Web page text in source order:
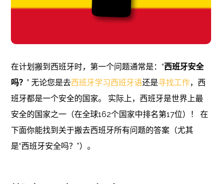
在计划搬到西班牙时，第一个问题通常是：“西班牙安全
吗？” 无论您是去西班牙学习西班牙语还是寻找工作，西
班牙都是一个安全的国家。 实际上，西班牙是世界上最
安全的国家之一（在全球162个国家中排名第17位）！ 在
下面你能找到关于搬去西班牙所有问题的答案（尤其
是“西班牙安全吗？”）。